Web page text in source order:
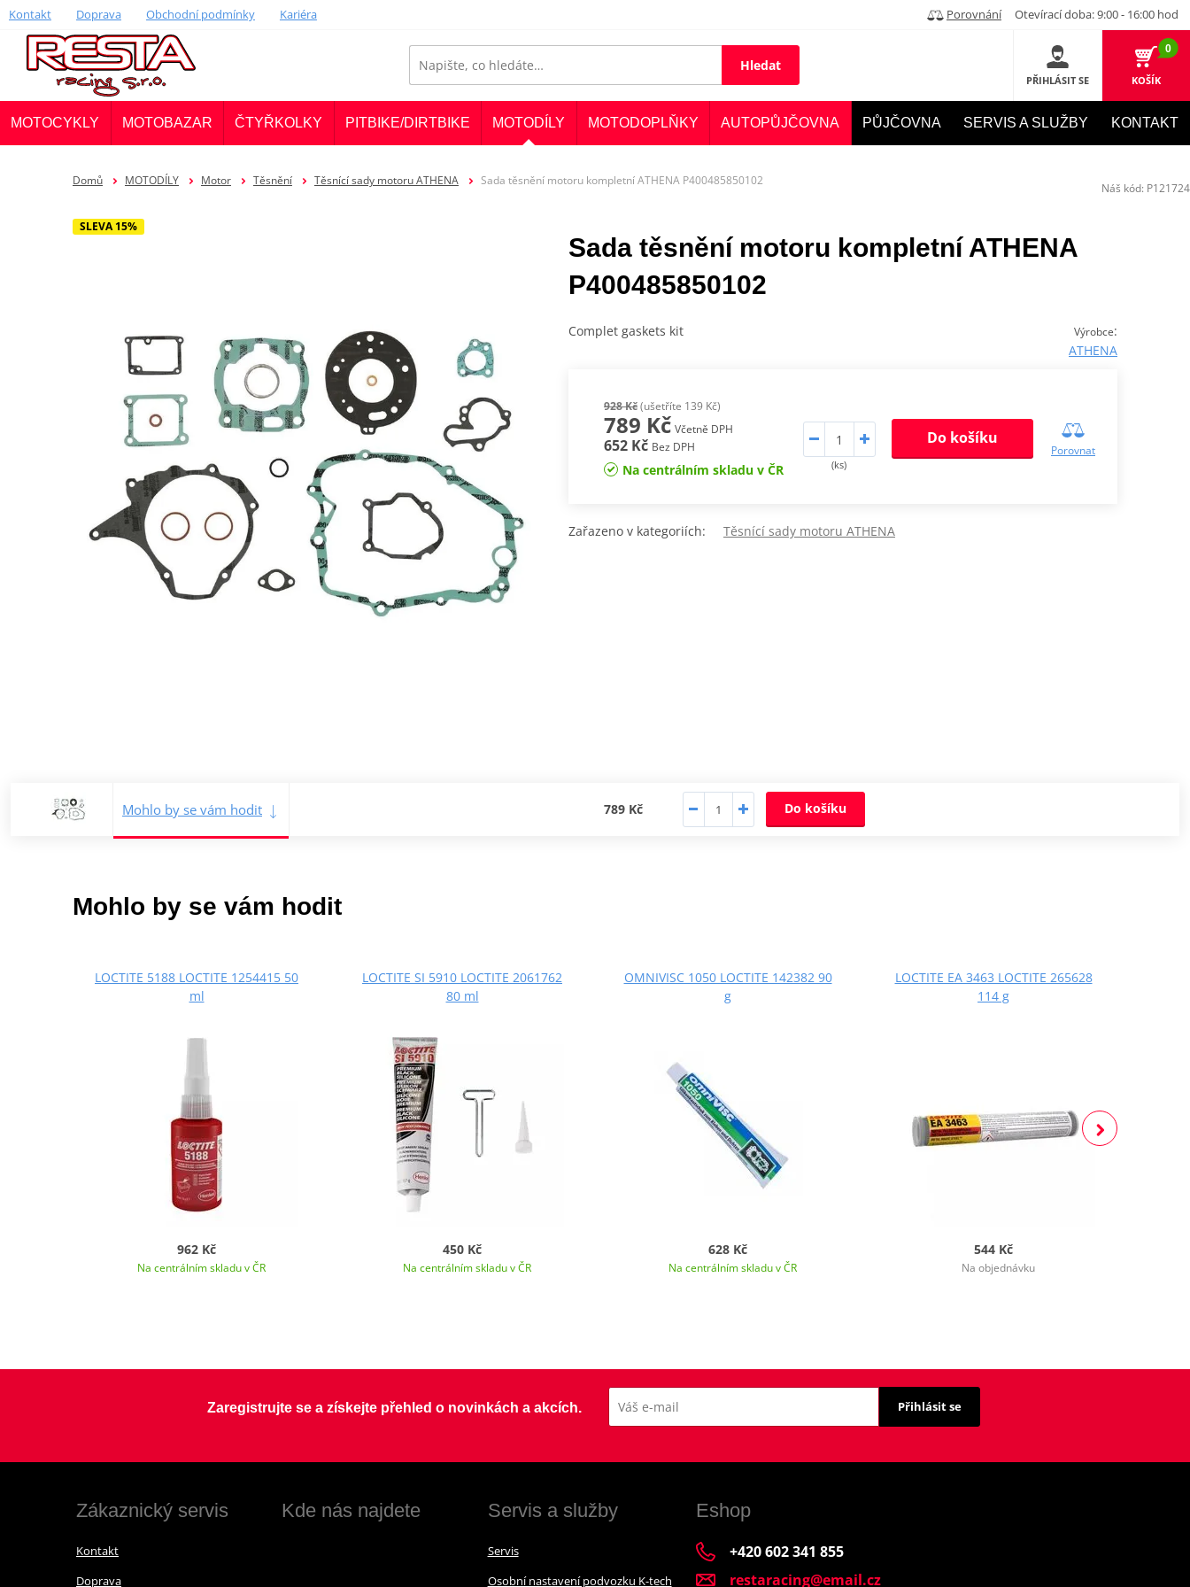
Kontakt Doprava Obchodní podmínky Kariéra Porovnání Otevírací doba: 9:00 - 16:00 hod
Hledat
PŘIHLÁSIT SE
0
KOŠÍK
MOTOCYKLY MOTOBAZAR ČTYŘKOLKY PITBIKE/DIRTBIKE MOTODÍLY MOTODOPLŇKY AUTOPŮJČOVNA PŮJČOVNA SERVIS A SLUŽBY KONTAKT
Domů MOTODÍLY Motor Těsnění Těsnící sady motoru ATHENA Sada těsnění motoru kompletní ATHENA P400485850102
SLEVA 15%
Sada těsnění motoru kompletní ATHENA
P400485850102
Výrobce:
ATHENA
Complet gaskets kit
928 Kč(ušetříte 139 Kč)
789 Kč Včetně DPH
652 Kč Bez DPH
Na centrálním skladu v ČR (ks)
Do košíku
Porovnat
Zařazeno v kategoriích: Těsnící sady motoru ATHENA
Mohlo by se vám hodit 789 Kč Do košíku
Náš kód: P121724
Mohlo by se vám hodit
LOCTITE 5188 LOCTITE 1254415 50
ml
962 Kč
Na centrálním skladu v ČR
LOCTITE SI 5910 LOCTITE 2061762
80 ml
450 Kč
Na centrálním skladu v ČR
OMNIVISC 1050 LOCTITE 142382 90
g
628 Kč
Na centrálním skladu v ČR
LOCTITE EA 3463 LOCTITE 265628
114 g
544 Kč
Na objednávku
Zaregistrujte se a získejte přehled o novinkách a akcích. Přihlásit se
Zákaznický servis
Kontakt
Doprava
Kde nás najdete Servis a služby
Servis
Osobní nastavení podvozku K-tech
Eshop
+420 602 341 855
restaracing@email.cz